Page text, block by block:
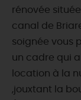
rénovée
canal de
soignée vous
un cadre qui
location à la
,jouxtant la